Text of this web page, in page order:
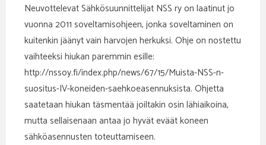
Neuvottelevat Sähkösuunnittelijat NSS ry on laatinut jo
vuonna 2011 soveltamisohjeen, jonka soveltaminen on
kuitenkin jäänyt vain harvojen herkuksi. Ohje on nostettu
vaihteeksi hiukan paremmin esille:
http://nssoy.fi/index.php/news/67/15/Muista-NSS-n-
suositus-IV-koneiden-saehkoeasennuksista. Ohjetta
saatetaan hiukan täsmentää joiltakin osin lähiaikoina,
mutta sellaisenaan antaa jo hyvät eväät koneen
sähköasennusten toteuttamiseen.